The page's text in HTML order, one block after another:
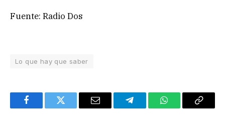
Fuente: Radio Dos
Lo que hay que saber
FacebookTwitter Email TelegramWhatsAppCopy